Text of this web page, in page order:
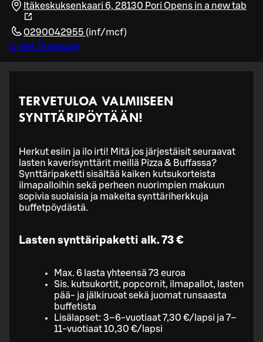
Itäkeskuksenkaari 6, 28130 Pori Opens in a new tab
0290042955 (inf/mcf)
Order Takeaway
TERVETULOA VALMIISEEN
SYNTTÄRIPÖYTÄÄN!
Herkut esiin ja ilo irti! Mitä jos järjestäisit seuraavat
lasten kaverisynttärit meillä Pizza & Buffassa?
Synttäripaketti sisältää kaiken kutsukorteista
ilmapalloihin sekä perheen nuorimpien makuun
sopivia suolaisia ja makeita synttäriherkkuja
buffetpöydästä.
Lasten synttäripaketti alk. 73 €
Max. 6 lasta yhteensä 73 euroa
Sis. kutsukortit, popcornit, ilmapallot, lasten
pää- ja jälkiruoat sekä juomat runsaasta
buffetista
Lisälapset: 3–6-vuotiaat 7,30 €/lapsi ja 7–
11-vuotiaat 10,30 €/lapsi